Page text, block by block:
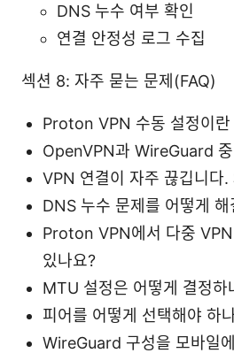
DNS 누수 여부 확인
연결 안정성 로그 수집
섹션 8: 자주 묻는 문제(FAQ)
Proton VPN 수동 설정이란
OpenVPN과 WireGuard
VPN 연결이 자주 끊깁니다.
DNS 누수 문제를 어떻게 해
Proton VPN에서 다중 VPN
있나요?
MTU 설정은 어떻게 결정하
피어를 어떻게 선택해야 하
WireGuard 구성을 모바일